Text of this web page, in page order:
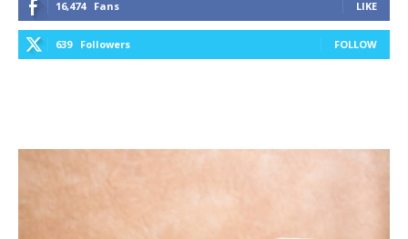
16,474 Fans LIKE
639 Followers FOLLOW